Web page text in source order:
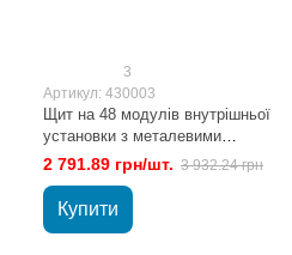
3
Артикул: 430003
Щит на 48 модулів внутрішньої
установки з металевими
дверима HAGER VOLTA
2 791.89 грн/шт. 3 932.24 грн
Купити